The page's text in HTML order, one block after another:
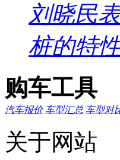
刘晓民
桩的特
购车工具
汽车报价 车型汇总 车型对
关于网站